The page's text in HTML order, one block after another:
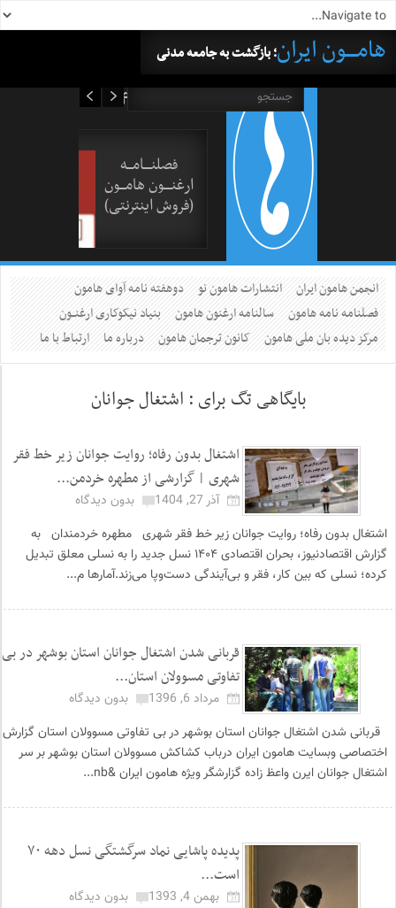
هامــــون ایران؛ بازگشت به جامعه مدنی
فصلنــــامـــه
ارغنــــون هامـــون
(فروش اینترنتی)
انجمن هامون ایران انتشارات هامون نو
دوهفته نامه آوای هامون
فصلنامه نامه هامون
سالنامه ارغنون هامون
بنیاد نیکوکاری ارغنــون
مرکز دیده بان ملی هامون
کانون ترجمان هامون درباره ما ارتباط با ما
بایگاهی تگ برای : اشتغال جوانان
اشتغال بدون رفاه؛ روایت جوانان زیر خط فقر
شهری | گزارشی از مطهره خردمن...
آذر 27, 1404
بدون دیدگاه
اشتغال بدون رفاه؛ روایت جوانان زیر خط فقر شهری مطهره خردمندان به
گزارش اقتصادنیوز، بحران اقتصادی ۱۴۰۴ نسل جدید را به نسلی معلق تبدیل
کرده؛ نسلی که بین کار، فقر و بی‌آیندگی دست‌وپا می‌زند.آمارها م...
قربانی شدن اشتغال جوانان استان بوشهر در بی
تفاوتی مسوولان استان...
مرداد 6, 1396
بدون دیدگاه
قربانی شدن اشتغال جوانان استان بوشهر در بی تفاوتی مسوولان استان گزارش
اختصاصی وبسایت هامون ایران درباب کشاکش مسوولان استان بوشهر بر سر
اشتغال جوانان ایرن واعظ زاده گزارشگر ویژه هامون ایران &nb...
پدیده پاشایی نماد سرگشتگی نسل دهه ٧٠
است...
بهمن 4, 1393
بدون دیدگاه